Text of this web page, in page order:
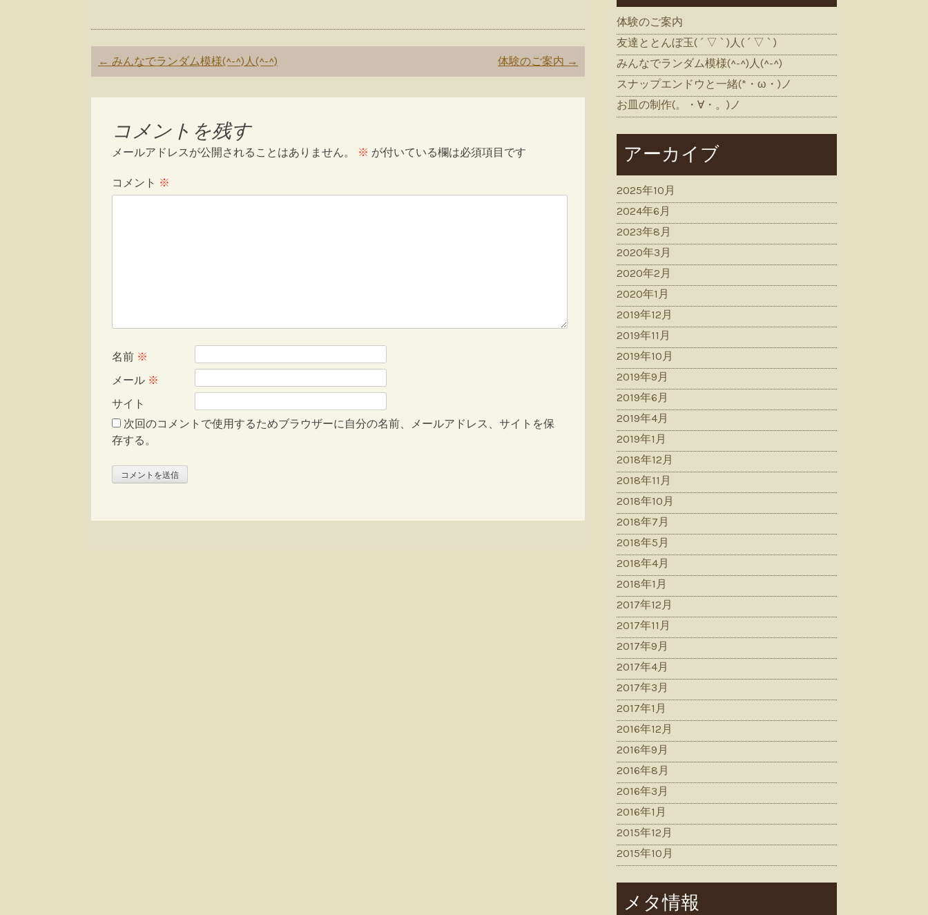
Post
navigation
← みんなでランダム模様(^-^)人(^-^) 体験のご案内 →
コメントを残す
メールアドレスが公開されることはありません。 ※ が付いている欄は必須項目です
コメント ※
名前 ※
メール ※
サイト
次回のコメントで使用するためブラウザーに自分の名前、メールアドレス、サイトを保
存する。
体験のご案内
友達ととんぼ玉( ´ ▽ ` )人( ´ ▽ ` )
みんなでランダム模様(^-^)人(^-^)
スナップエンドウと一緒(*・ω・)ノ
お皿の制作(。・∀・。)ノ
アーカイブ
2025年10月
2024年6月
2023年8月
2020年3月
2020年2月
2020年1月
2019年12月
2019年11月
2019年10月
2019年9月
2019年6月
2019年4月
2019年1月
2018年12月
2018年11月
2018年10月
2018年7月
2018年5月
2018年4月
2018年1月
2017年12月
2017年11月
2017年9月
2017年4月
2017年3月
2017年1月
2016年12月
2016年9月
2016年8月
2016年3月
2016年1月
2015年12月
2015年10月
メタ情報